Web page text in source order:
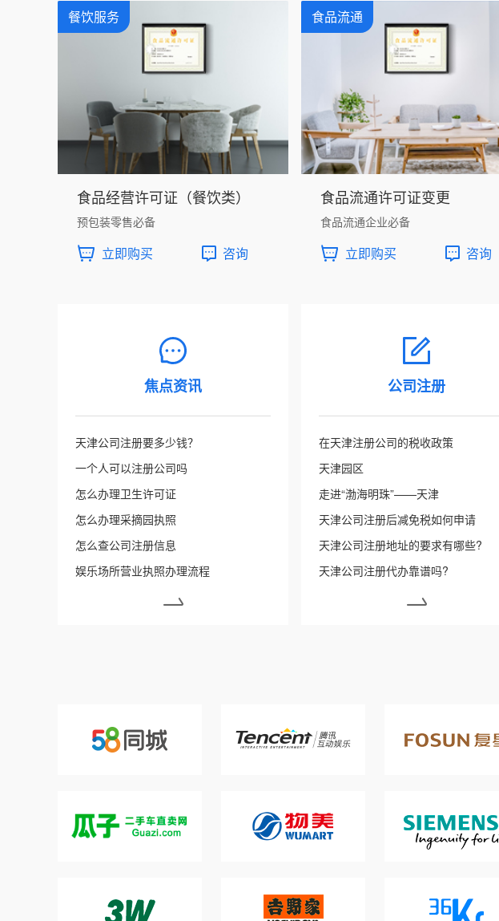
餐饮服务
食品经营许可证（餐饮类）
预包装零售必备
立即购买 咨询
食品流通
食品流通许可证变更
食品流通企业必备
立即购买 咨询
焦点资讯
天津公司注册要多少钱？
一个人可以注册公司吗
怎么办理卫生许可证
怎么办理采摘园执照
怎么查公司注册信息
娱乐场所营业执照办理流程
公司注册
在天津注册公司的税收政策
天津园区
走进“渤海明珠”——天津
天津公司注册后减免税如何申请
天津公司注册地址的要求有哪些?
天津公司注册代办靠谱吗?